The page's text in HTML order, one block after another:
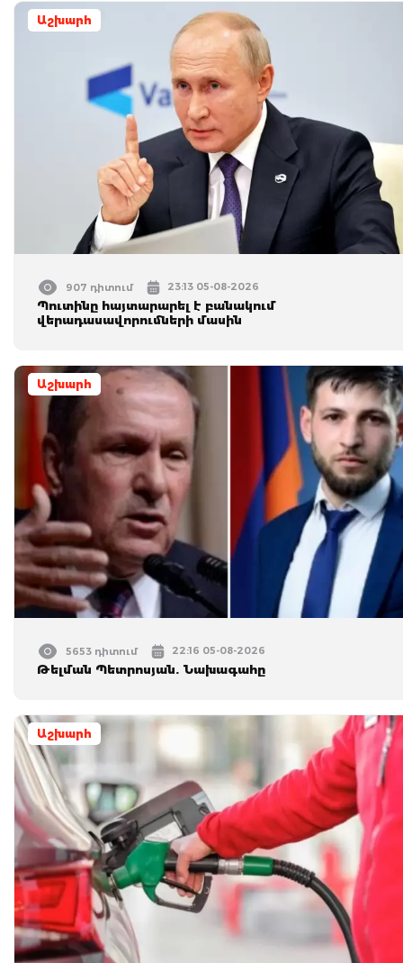
Աշխարհ
907 դիտում 23:13 05-08-2026
Պուտինը հայտարարել է բանակում
վերադասավորումների մասին
Աշխարհ
5653 դիտում 22:16 05-08-2026
Թելման Պետրոսյան. Նախագահը
Աշխարհ